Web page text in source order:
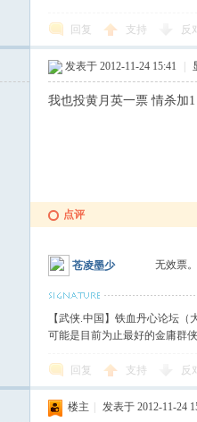
回复 支持 反
发表于 2012-11-24 15:41
我也投黄月英一票 情杀加1
点评
苍凌墨少 无效票。
【武侠.中国】铁血丹心论坛
可能是目前为止最好的金庸群
回复 支持 反
楼主 发表于 2012-11-24